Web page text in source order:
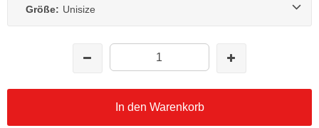
Größe: Unisize
In den Warenkorb